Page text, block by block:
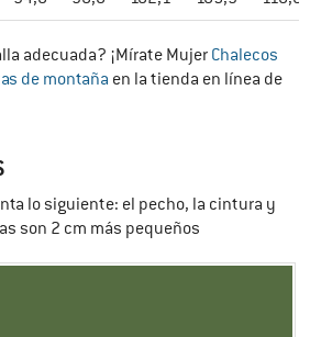
adecuada? ¡Mírate Mujer Chalecos
de montaña en la tienda en línea de
lo siguiente: el pecho, la cintura y
son 2 cm más pequeños